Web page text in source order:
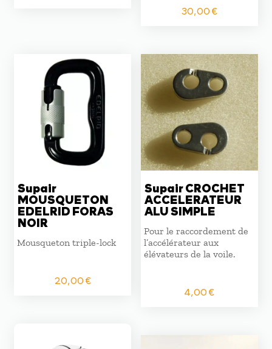
30,00€
Supair
MOUSQUETON
EDELRID FORAS
NOIR
Mousqueton triple-lock
20,00€
Supair CROCHET
ACCELERATEUR
ALU SIMPLE
Pour le raccordement de
l’accélérateur aux
élévateurs de la voile.
4,00€